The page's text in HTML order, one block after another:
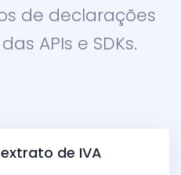
de declarações
APIs e SDKs.
de IVA